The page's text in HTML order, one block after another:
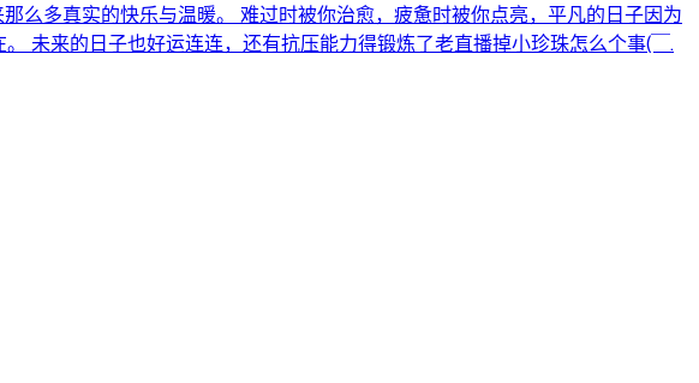
多真实的快乐与温暖。 难过时被你治愈，疲惫时被你点亮，平凡的日子因为
未来的日子也好运连连，还有抗压能力得锻炼了老直播掉小珍珠怎么个事(￣.